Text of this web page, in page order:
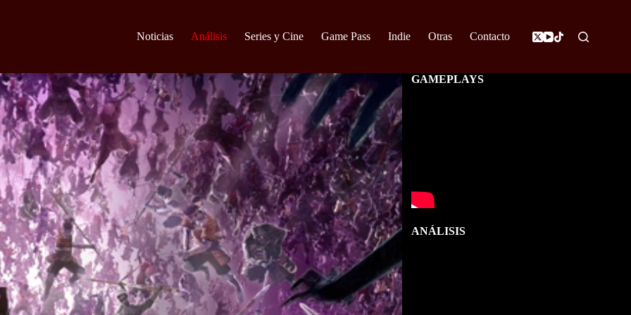
Noticias Análisis Series y Cine Game Pass Indie Otras Contacto
GAMEPLAYS
ANÁLISIS